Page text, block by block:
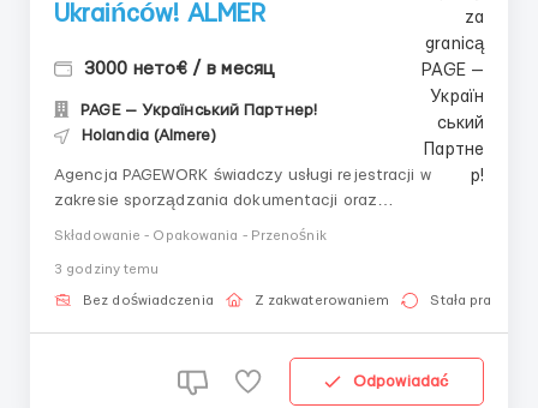
Ukraińców! ALMER
3000 нето€ / в месяц
PAGE — Український Партнер!
Holandia (Almere)
Agencja PAGEWORK świadczy usługi rejestracji w
zakresie sporządzania dokumentacji oraz
bezpośredniego zatrudnienia u pracodawcy dla
oferty pracy: Główny Rekruter: Witalij Szewczenko
Telefon konsultacyjny / do doboru ofert pracy...
Składowanie - Opakowania - Przenośnik
3 godziny temu
Bez doświadczenia Z zakwaterowaniem Stała praca
Odpowiadać